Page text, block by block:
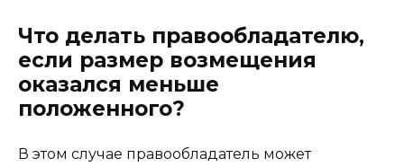
Что делать правообладателю,
если размер возмещения
оказался меньше
положенного?
В этом случае правообладатель может